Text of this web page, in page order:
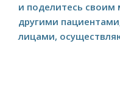
и поделитесь
другими
лицами,